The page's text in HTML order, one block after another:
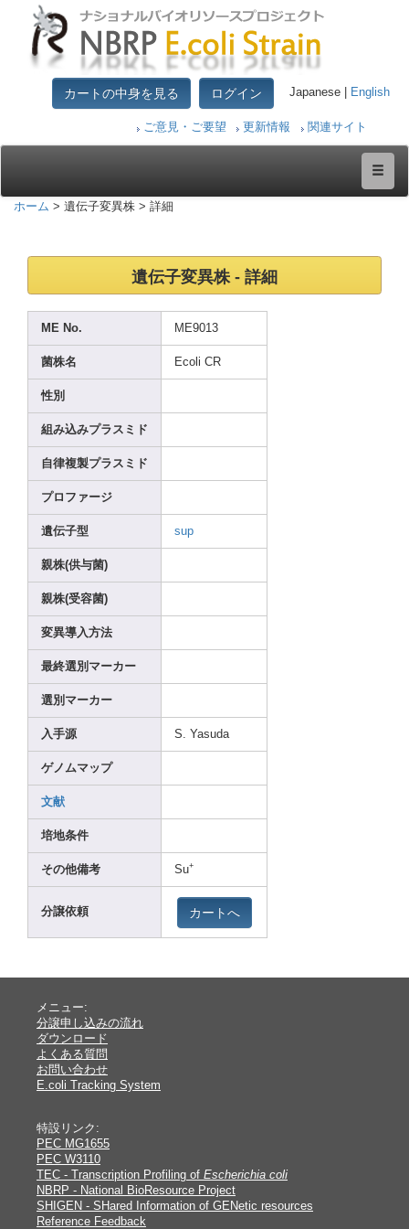
カートの中身を見る ログイン Japanese | English
ご意見・ご要望 更新情報 関連サイト
ホーム > 遺伝子変異株 > 詳細
遺伝子変異株 - 詳細
ME No. ME9013
菌株名 Ecoli CR
性別
組み込みプラスミド
自律複製プラスミド
プロファージ
遺伝子型 sup
親株(供与菌)
親株(受容菌)
変異導入方法
最終選別マーカー
選別マーカー
入手源 S. Yasuda
ゲノムマップ
文献
培地条件
その他備考 Su+
分譲依頼 カートへ
メニュー:
分譲申し込みの流れ
ダウンロード
よくある質問
お問い合わせ
E.coli Tracking System
特設リンク:
PEC MG1655
PEC W3110
TEC - Transcription Profiling of Escherichia coli
NBRP - National BioResource Project
SHIGEN - SHared Information of GENetic resources
Reference Feedback